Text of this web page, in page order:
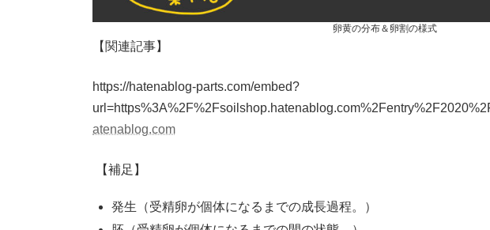
卵黄の分布＆卵割の様式
【関連記事】
https://hatenablog-parts.com/embed?
atenablog.com
【補足】
発生（受精卵が個体になるまでの成長過程。）